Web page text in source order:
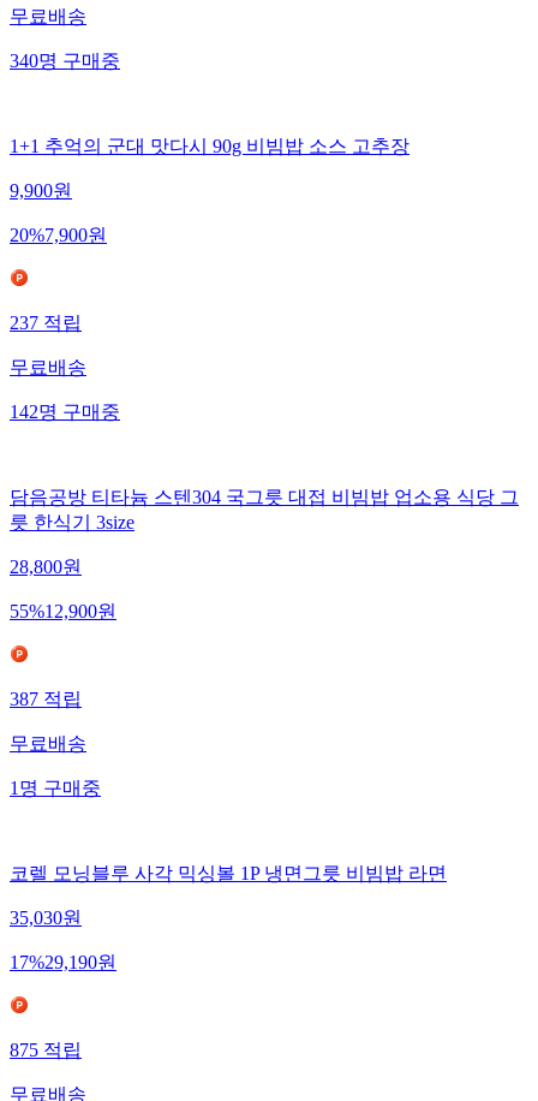
무료배송
340명구매중
1+1 추억의 군대 맛다시 90g 비빔밥 소스 고추장
9,900원
20%7,900원
237적립
무료배송
142명구매중
담음공방 티타늄 스텐304 국그릇 대접 비빔밥 업소용 식당 그
릇 한식기 3size
28,800원
55%12,900원
387적립
무료배송
1명구매중
코렐 모닝블루 사각 믹싱볼 1P 냉면그릇 비빔밥 라면
35,030원
17%29,190원
875적립